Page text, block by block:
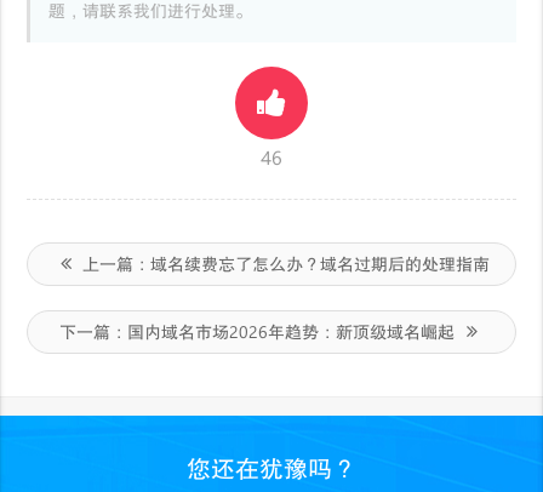
题，请联系我们进行处理。
46
上一篇：域名续费忘了怎么办？域名过期后的处理指南
下一篇： 国内域名市场2026年趋势：新顶级域名崛起
您还在犹豫吗？